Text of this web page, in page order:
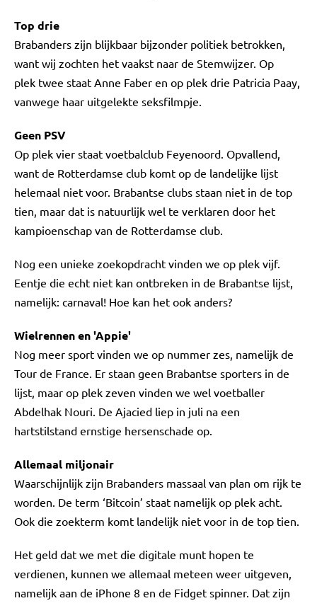
Top drie
Brabanders zijn blijkbaar bijzonder politiek betrokken,
want wij zochten het vaakst naar de Stemwijzer. Op
plek twee staat Anne Faber en op plek drie Patricia Paay,
vanwege haar uitgelekte seksfilmpje.
Geen PSV
Op plek vier staat voetbalclub Feyenoord. Opvallend,
want de Rotterdamse club komt op de landelijke lijst
helemaal niet voor. Brabantse clubs staan niet in de top
tien, maar dat is natuurlijk wel te verklaren door het
kampioenschap van de Rotterdamse club.
Nog een unieke zoekopdracht vinden we op plek vijf.
Eentje die echt niet kan ontbreken in de Brabantse lijst,
namelijk: carnaval! Hoe kan het ook anders?
Wielrennen en 'Appie'
Nog meer sport vinden we op nummer zes, namelijk de
Tour de France. Er staan geen Brabantse sporters in de
lijst, maar op plek zeven vinden we wel voetballer
Abdelhak Nouri. De Ajacied liep in juli na een
hartstilstand ernstige hersenschade op.
Allemaal miljonair
Waarschijnlijk zijn Brabanders massaal van plan om rijk te
worden. De term ‘Bitcoin’ staat namelijk op plek acht.
Ook die zoekterm komt landelijk niet voor in de top tien.
Het geld dat we met die digitale munt hopen te
verdienen, kunnen we allemaal meteen weer uitgeven,
namelijk aan de iPhone 8 en de Fidget spinner. Dat zijn